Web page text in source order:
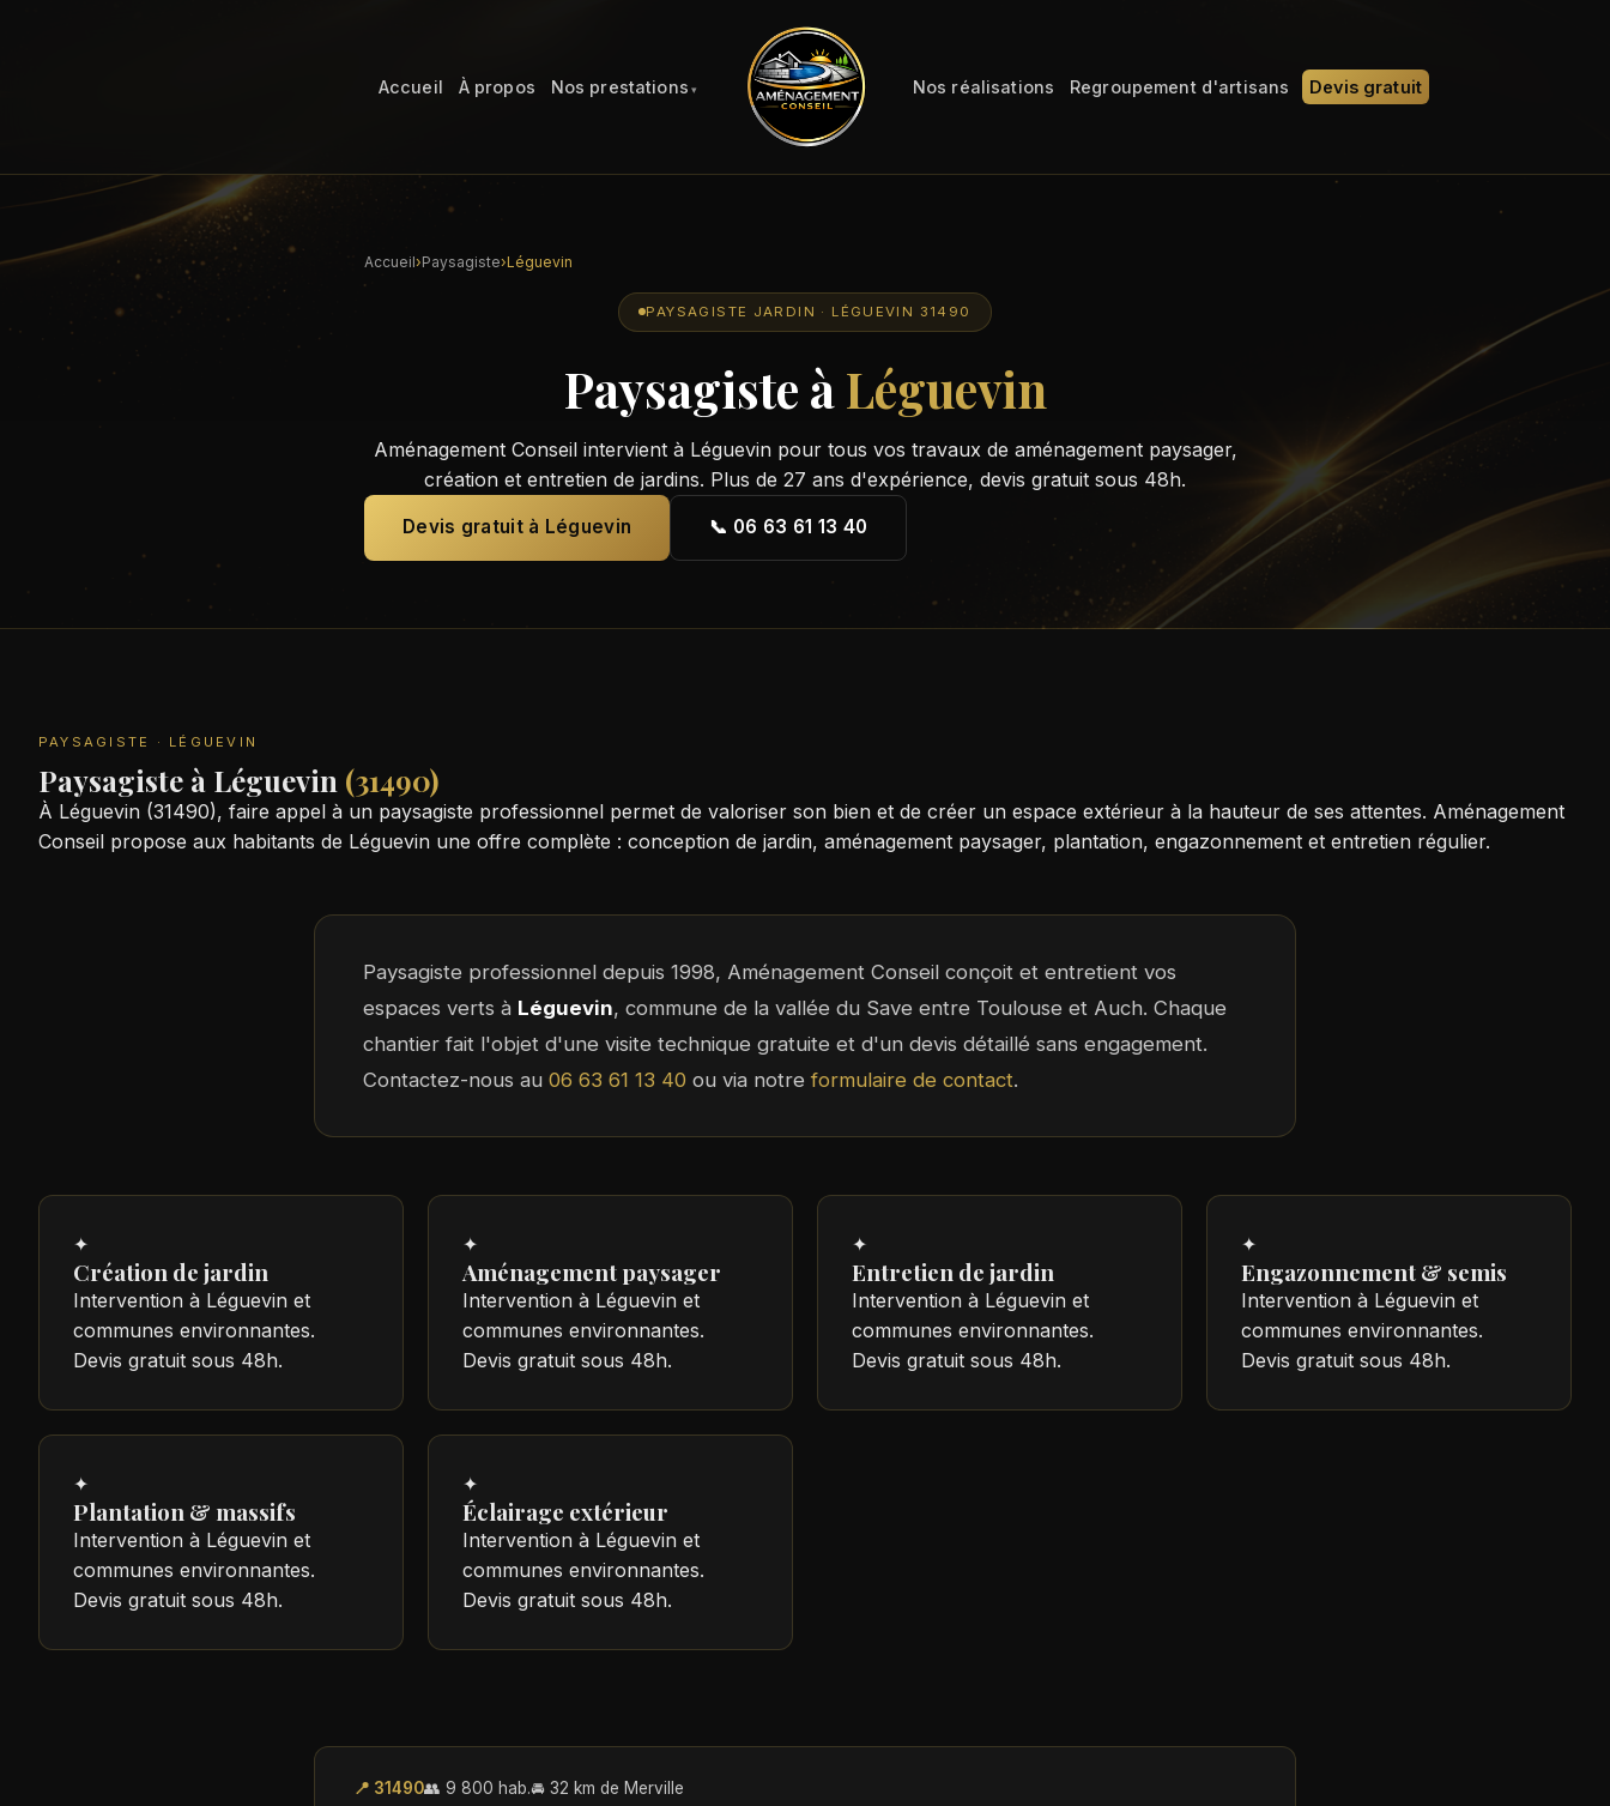
Accueil À propos Nos prestations Nos réalisations Regroupement d'artisans Devis gratuit
Accueil›Paysagiste›Léguevin
PAYSAGISTE JARDIN · LÉGUEVIN 31490
Paysagiste àLéguevin
Aménagement Conseil intervient à Léguevin pour tous vos travaux de aménagement paysager,
création et entretien de jardins. Plus de 27 ans d'expérience, devis gratuit sous 48h.
Devis gratuit à Léguevin 📞 06 63 61 13 40
PAYSAGISTE · LÉGUEVIN
Paysagiste à Léguevin (31490)
À Léguevin (31490), faire appel à un paysagiste professionnel permet de valoriser son bien et de créer un espace extérieur à la hauteur de ses attentes. Aménagement
Conseil propose aux habitants de Léguevin une offre complète : conception de jardin, aménagement paysager, plantation, engazonnement et entretien régulier.
Paysagiste professionnel depuis 1998, Aménagement Conseil conçoit et entretient vos
espaces verts à Léguevin, commune de la vallée du Save entre Toulouse et Auch. Chaque
chantier fait l'objet d'une visite technique gratuite et d'un devis détaillé sans engagement.
Contactez-nous au 06 63 61 13 40 ou via notreformulaire de contact.
✦
Création de jardin
Intervention à Léguevin et
communes environnantes.
Devis gratuit sous 48h.
✦
Aménagement paysager
Intervention à Léguevin et
communes environnantes.
Devis gratuit sous 48h.
✦
Entretien de jardin
Intervention à Léguevin et
communes environnantes.
Devis gratuit sous 48h.
✦
Engazonnement & semis
Intervention à Léguevin et
communes environnantes.
Devis gratuit sous 48h.
✦
Plantation & massifs
Intervention à Léguevin et
communes environnantes.
Devis gratuit sous 48h.
✦
Éclairage extérieur
Intervention à Léguevin et
communes environnantes.
Devis gratuit sous 48h.
📍 31490👥 9 800 hab.🚘 32 km de Merville